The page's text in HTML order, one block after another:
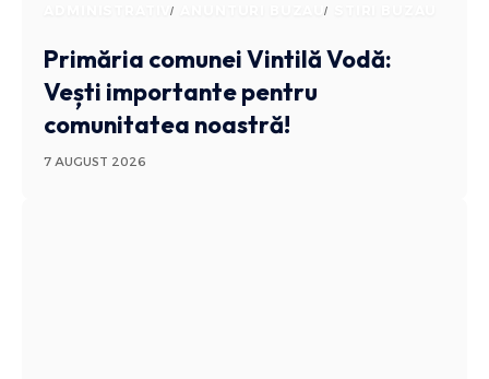
ADMINISTRATIV ANUNTURI BUZAU
Primăria comunei Vintilă Vodă:
Vești importante pentru
comunitatea noastră!
7 AUGUST 2026